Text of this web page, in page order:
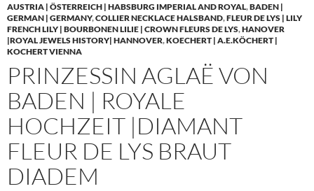
AUSTRIA | ÖSTERREICH | HABSBURG IMPERIAL AND ROYAL,BADEN |
GERMAN | GERMANY,COLLIER NECKLACE HALSBAND,FLEUR DE LYS | LILY
FRENCH LILY | BOURBONEN LILIE | CROWN FLEURS DE LYS,HANOVER
|ROYAL JEWELS HISTORY| HANNOVER,KOECHERT | A.E.KÖCHERT |
KOCHERT VIENNA
PRINZESSIN AGLAË VON
BADEN | ROYALE
HOCHZEIT |DIAMANT
FLEUR DE LYS BRAUT
DIADEM